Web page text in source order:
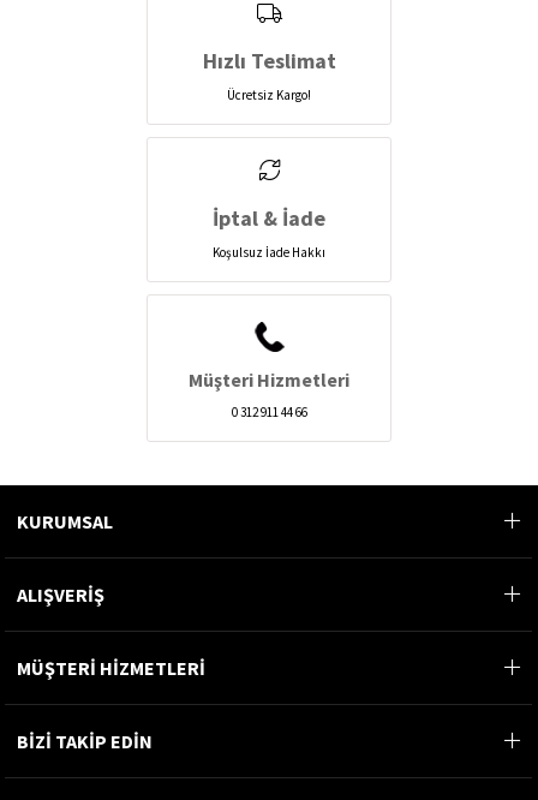
Hızlı Teslimat
Ücretsiz Kargo!
İptal & İade
Koşulsuz İade Hakkı
Müşteri Hizmetleri
0 312 911 44 66
KURUMSAL
ALIŞVERİŞ
MÜŞTERİ HİZMETLERİ
BİZİ TAKİP EDİN